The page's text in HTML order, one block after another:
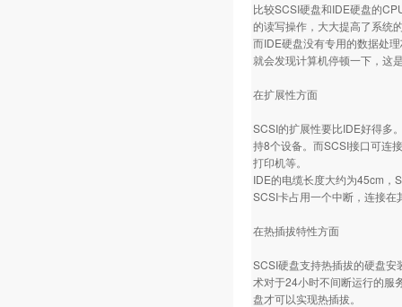
比较SCSI硬盘和IDE硬盘的
的读写操作，大大提高了系统
而IDE硬盘没有专用的数据处
就会发现计算机停顿一下，这
在扩展性方面
SCSI的扩展性要比IDE好得多
持8个设备。而SCSI接口可连
打印机等。
IDE的电缆长度大约为45cm，
SCSI卡占用一个中断，连接
在热插拔特性方面
SCSI硬盘支持热插拔的硬盘
术对于24小时不间断运行的服
盘才可以实现热插拔。